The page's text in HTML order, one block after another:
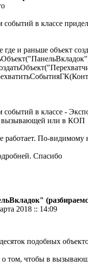
событий в классе
где и раньше объект
событий в классе -
вызывающей или в КОП
работает. По-видимому
Спасибо
2018 :: 14:09
подобных
том, чтобы в